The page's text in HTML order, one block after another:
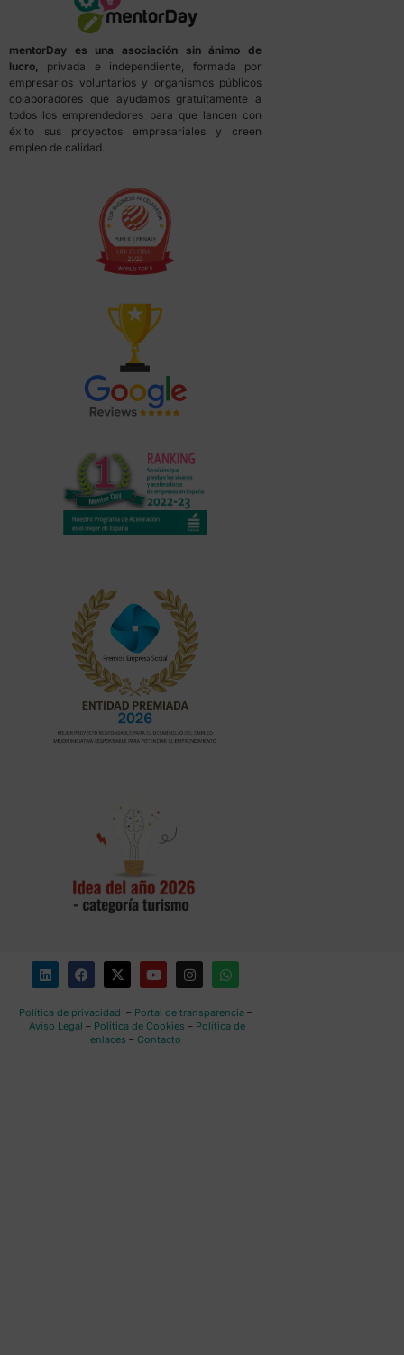
mentorDay es una asociación sin ánimo de
lucro, privada e independiente, formada por
empresarios voluntarios y organismos públicos
colaboradores que ayudamos gratuitamente a
todos los emprendedores para que lancen con
éxito sus proyectos empresariales y creen
empleo de calidad.
Política de privacidad – Portal de transparencia–
Aviso Legal – Política de Cookies – Política de
enlaces – Contacto